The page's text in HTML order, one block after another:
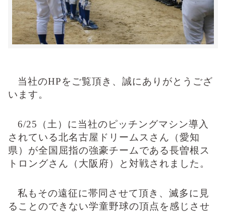
当社のHPをご覧頂き、誠にありがとうござ
います。
6/25 （土）に当社のピッチングマシン導入
されている北名古屋ドリームスさん（愛知
県）が全国屈指の強豪チームである長曽根ス
トロングさん（大阪府）と対戦されました。
私もその遠征に帯同させて頂き、滅多に見
ることのできない学童野球の頂点を感じさせ